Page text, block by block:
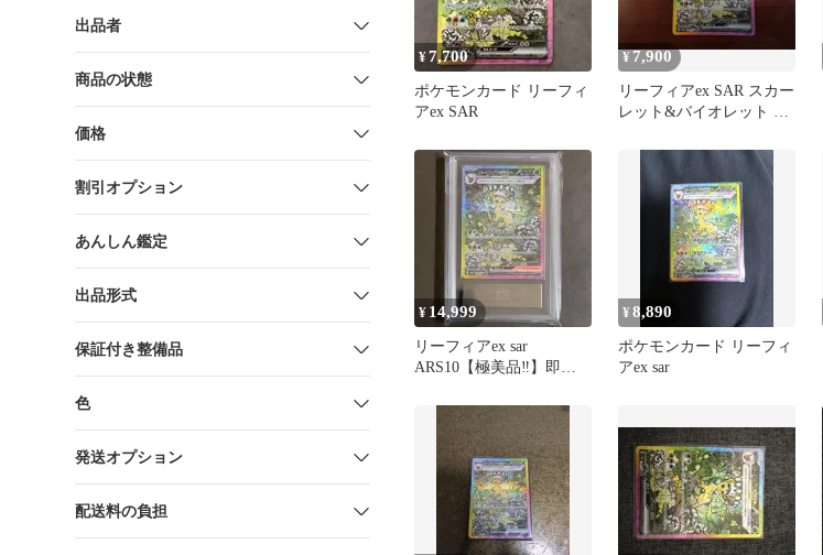
出品者
商品の状態
価格
割引オプション
あんしん鑑定
出品形式
保証付き整備品
色
発送オプション
配送料の負担
¥7,700
ポケモンカード リーフィ
アex SAR
¥ 7,900
リーフィアex SAR スカー
レット&バイオレット ハ
タ…
¥ 14,999
リーフィアex sar
ARS10【極美品‼️】即日
¥8,890
ポケモンカード リーフィ
アex sar